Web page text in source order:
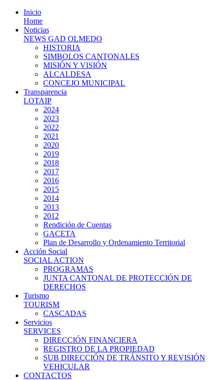
Inicio
Home
Noticias
NEWS GAD OLMEDO
HISTORIA
SIMBOLOS CANTONALES
MISIÓN Y VISIÓN
ALCALDESA
CONCEJO MUNICIPAL
Transparencia
LOTAIP
2024
2023
2022
2021
2020
2019
2018
2017
2016
2015
2014
2013
2012
Rendición de Cuentas
GACETA
Plan de Desarrollo y Ordenamiento Territorial
Acción Social
SOCIAL ACTION
PROGRAMAS
JUNTA CANTONAL DE PROTECCIÓN DE
DERECHOS
Turismo
TOURISM
CASCADAS
Servicios
SERVICES
DIRECCIÓN FINANCIERA
REGISTRO DE LA PROPIEDAD
SUB DIRECCIÓN DE TRÁNSITO Y REVISIÓN
VEHICULAR
CONTACTOS